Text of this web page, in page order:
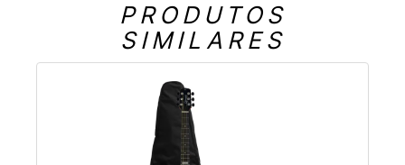
PRODUTOS
SIMILARES